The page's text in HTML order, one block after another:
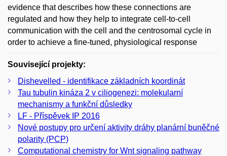
evidence that describes how these connections are
regulated and how they help to integrate cell-to-cell
communication with the cell and the centrosomal cycle in
order to achieve a fine-tuned, physiological response
Související projekty:
Dishevelled - identifikace základních koordinát
Tau tubulin kináza 2 v ciliogenezi: molekularní
mechanismy a funkční důsledky
LF - Příspěvek IP 2016
Nové postupy pro určení aktivity dráhy planární buněčné
polarity (PCP)
Computational chemistry for Wnt signaling pathway